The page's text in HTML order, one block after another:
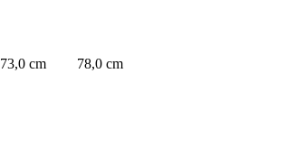
73,0 cm 78,0 cm